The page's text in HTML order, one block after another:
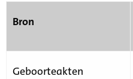
Bron
Geboorteakten